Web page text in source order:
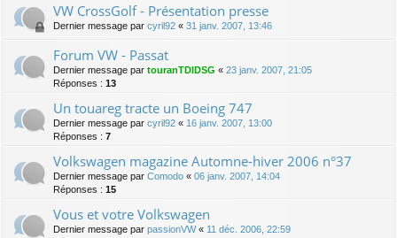
VW CrossGolf - Présentation presse
Dernier message par cyril92 « 31 janv. 2007, 13:46
Forum VW - Passat
Dernier message par touranTDIDSG « 23 janv. 2007, 21:05
Réponses : 13
Un touareg tracte un Boeing 747
Dernier message par cyril92 « 16 janv. 2007, 13:00
Réponses : 7
Volkswagen magazine Automne-hiver 2006 n°37
Dernier message par Comodo « 06 janv. 2007, 14:04
Réponses : 15
Vous et votre Volkswagen
Dernier message par passionVW« 11 déc. 2006, 22:59